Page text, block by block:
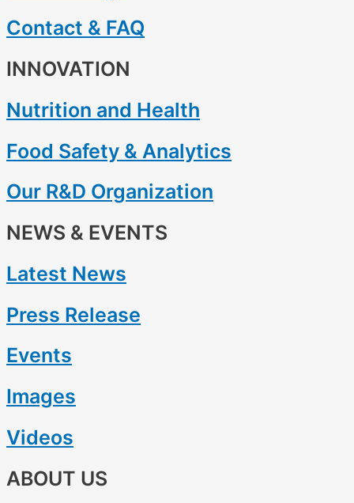
Contact & FAQ
INNOVATION
Nutrition and Health
Food Safety & Analytics
Our R&D Organization
NEWS & EVENTS
Latest News
Press Release
Events
Images
Videos
ABOUT US